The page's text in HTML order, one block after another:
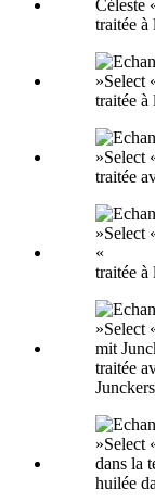
traitée à
traitée à
traitée
traitée à
traitée
Junckers
huilée